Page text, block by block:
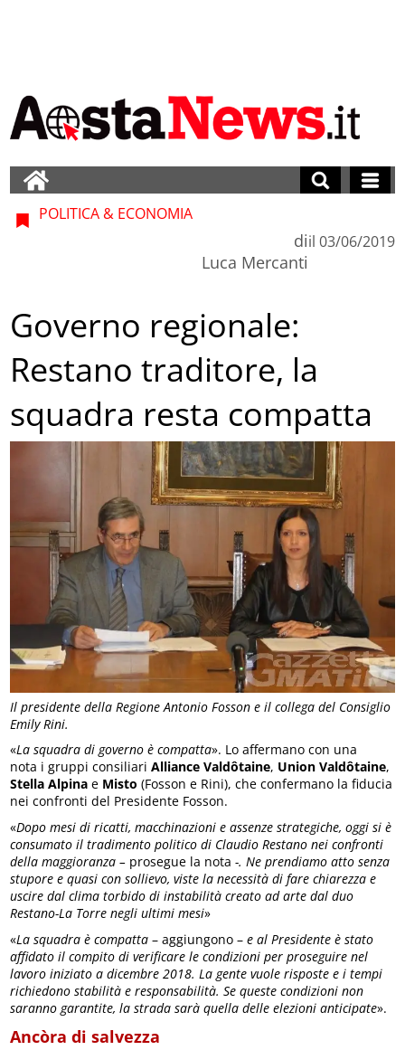
Il presidente della Regione Antonio Fosson e il collega del Consiglio
Emily Rini.
POLITICA & ECONOMIA
di
Luca Mercanti
il 03/06/2019
Governo regionale:
Restano traditore, la
squadra resta compatta
«La squadra di governo è compatta». Lo affermano con una
nota i gruppi consiliariAlliance Valdôtaine, Union Valdôtaine,
Stella Alpina e Misto (Fosson e Rini), che confermano la fiducia
nei confronti del Presidente Fosson.
«Dopo mesi di ricatti, macchinazioni e assenze strategiche, oggi si è
consumato il tradimento politico di Claudio Restano nei confronti
della maggioranza – prosegue la nota -. Ne prendiamo atto senza
stupore e quasi con sollievo, viste la necessità di fare chiarezza e
uscire dal clima torbido di instabilità creato ad arte dal duo
Restano-La Torre negli ultimi mesi»
«La squadra è compatta – aggiungono –e al Presidente è stato
affidato il compito di verificare le condizioni per proseguire nel
lavoro iniziato a dicembre 2018. La gente vuole risposte e i tempi
richiedono stabilità e responsabilità. Se queste condizioni non
saranno garantite, la strada sarà quella delle elezioni anticipate».
Ancòra di salvezza